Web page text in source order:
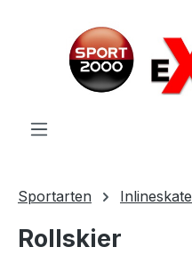
Sportarten
Rollskier